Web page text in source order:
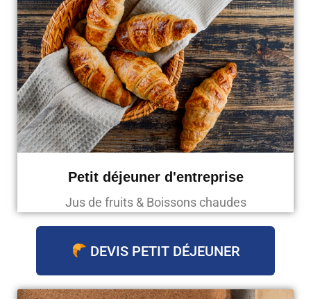
Petit déjeuner d'entreprise
Jus de fruits & Boissons chaudes
DEVIS PETIT DÉJEUNER